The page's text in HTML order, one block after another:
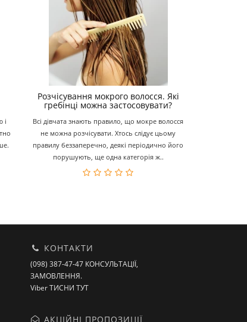
і
Розчісування мокрого волосся. Які
гребінці можна застосовувати?
Всі дівчата знають правило, що мокре волосся
не можна розчісувати. Хтось слідує цьому
правилу беззаперечно, деякі періодично його
порушують, ще одна категорія ж..
КОНТАКТИ
(098) 387-47-47 КОНСУЛЬТАЦІЇ,
ЗАМОВЛЕННЯ.
Viber ТИСНИ ТУТ
АКЦІЙНІ ПРОПОЗИЦІЇ